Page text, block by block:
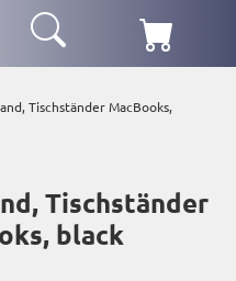
Tischständer MacBooks,
Tischständer
black